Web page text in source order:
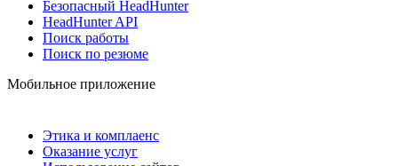
Безопасный HeadHunter
HeadHunter API
Поиск работы
Поиск по резюме
Мобильное приложение
Этика и комплаенс
Оказание услуг